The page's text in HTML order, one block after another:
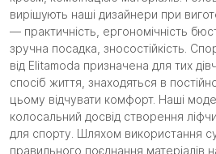
вирішують наші дизайнери при
— практичність, ергономічність
зручна посадка, зносостійкість.
від Elitamoda призначена для тих
спосіб життя, знаходяться в
цьому відчувати комфорт. Наші
колосальний досвід створення
для спорту. Шляхом використання
правильного поєднання матеріалів